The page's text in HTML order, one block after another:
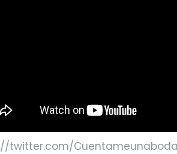
twitter.com/Cuentameunaboda